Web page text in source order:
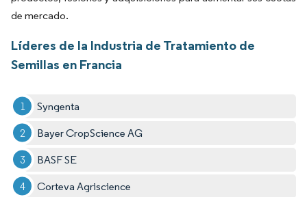
de mercado.
Líderes de la Industria de Tratamiento de
Semillas en Francia
Syngenta
Bayer CropScience AG
BASF SE
Corteva Agriscience